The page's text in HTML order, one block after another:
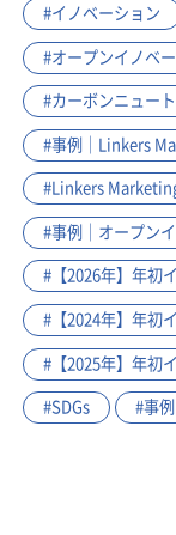
#イノベーション
#オープンイノベ
#カーボンニュー
#事例｜Linkers
#Linkers
#事例｜オープン
#【2026年】年初
#【2024年】年初
#【2025年】年初
#SDGs #事